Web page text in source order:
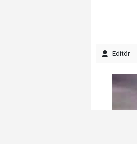
Editör -